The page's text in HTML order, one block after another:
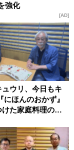
強化
AD
ュウリ、今日もキ
にほんのおかず』
た家庭料理の知